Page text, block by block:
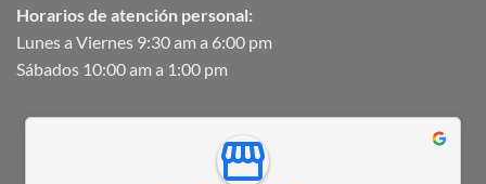
Horarios de atención personal:
Lunes a Viernes 9:30 am a 6:00 pm
Sábados 10:00 am a 1:00 pm